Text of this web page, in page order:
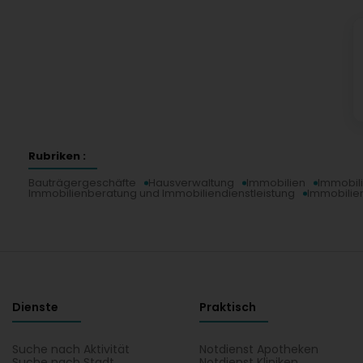
Rubriken :
Bauträgergeschäfte
Hausverwaltung Immobilien
Immobilienberatung und Immobiliendienstleistung
Dienste
Suche nach Aktivität
Praktisch
Notdienst Apotheken